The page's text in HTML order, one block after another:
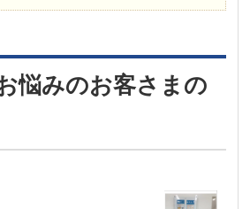
悩みのお客さまの